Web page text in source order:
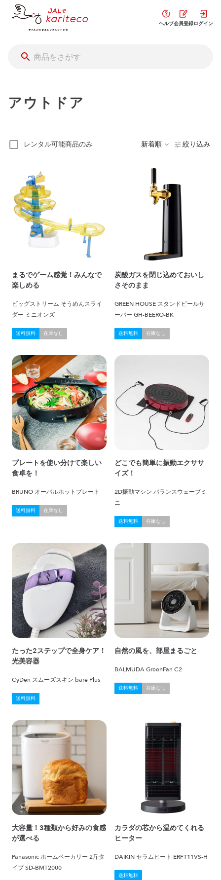
ヘルプ会員登録ログイン
アウトドア
レンタル可能商品のみ 新着順 絞り込み
まるでゲーム感覚！みんなで
楽しめる
ビッグストリーム そうめんスライ
ダー ミニオンズ
送料無料 在庫なし
炭酸ガスを閉じ込めておいし
さそのまま
GREEN HOUSE スタンドビールサ
ーバー GH-BEERO-BK
送料無料 在庫なし
プレートを使い分けて楽しい
食卓を！
BRUNO オーバルホットプレート
送料無料 在庫なし
どこでも簡単に振動エクササ
イズ！
2D振動マシン バランスウェーブミ
ニ
送料無料 在庫なし
たった2ステップで全身ケア！
光美容器
CyDen スムーズスキン bare Plus
送料無料
自然の風を、部屋まるごと
BALMUDA GreenFan C2
送料無料 在庫なし
大容量！3種類から好みの食感
が選べる
Panasonic ホームベーカリー 2斤タ
イプ SD-BMT2000
カラダの芯から温めてくれる
ヒーター
DAIKIN セラムヒート ERFT11VS-H
送料無料